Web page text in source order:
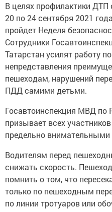
В целях профилактики ДТП
20 по 24 сентября 2021
пройдет Неделя
Сотрудники
Татарстан усилят работу
непредставления
пешеходам, нарушений
ПДД самими детьми.
Госавтоинспекция МВД по
призывает всех
предельно
Водителям перед
снижать скорость.
помнить о том, что
только по пешеходным
по линии тротуаров или